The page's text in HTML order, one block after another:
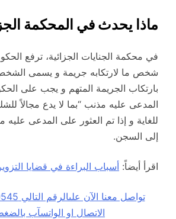
ماذا يحدث في المحكمة
في محكمة الجنايات الجزائية، ترفع
شخص ما لارتكابه جريمة و يسمى
بارتكاب الجريمة المتهم و يجب على
المدعى عليه مذنب “بما لا يدع مجالاً
للغاية و إذا تم العثور على المدعى عليه
إلى السجن.
اقرأ أيضاً: أسباب البراءة في قضايا التزوير
الاتصال او الواتسآب